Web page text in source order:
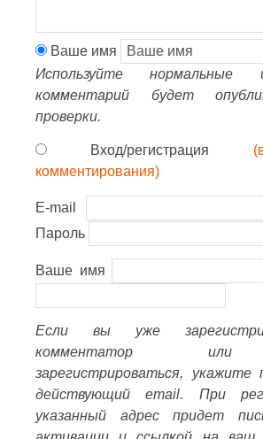
Ваше имя
Используйте
комментарий будет
проверки.
Вход/регистрация
комментирования)
E-mail
Пароль
Ваше имя
Если вы уже
комментатор
зарегистрироваться, укажите
действующий email. При
указанный адрес придет